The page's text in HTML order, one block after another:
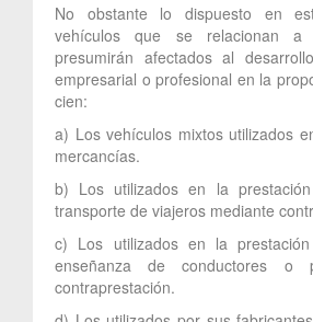
No obstante lo dispuesto en
vehículos que se relacionan a
presumirán afectados al
empresarial o profesional en la
cien:
a) Los vehículos mixtos utilizados
mercancías.
b) Los utilizados en la
transporte de viajeros mediante
c) Los utilizados en la
enseñanza de conductores o
contraprestación.